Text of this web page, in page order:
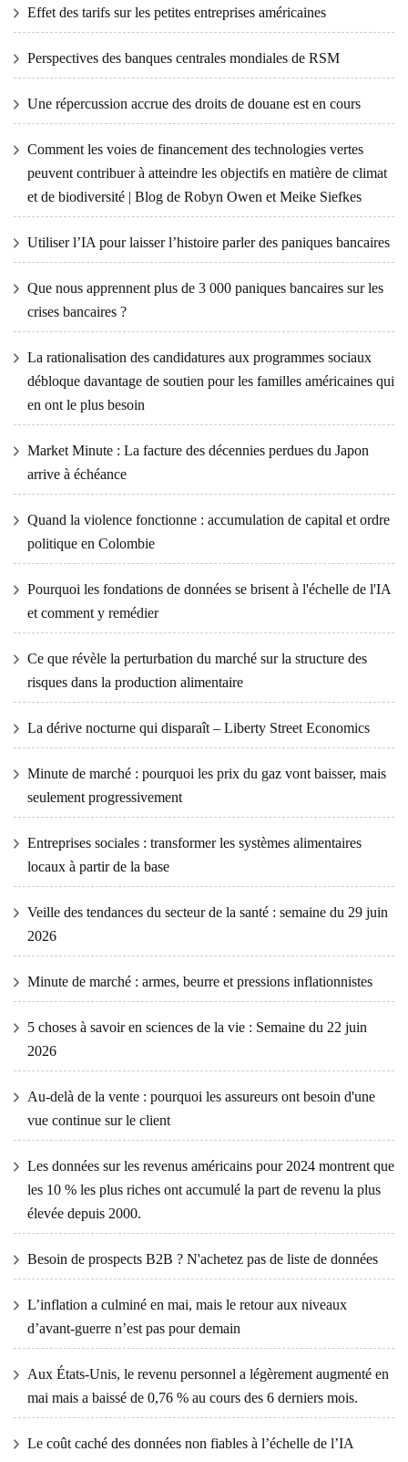
Effet des tarifs sur les petites entreprises américaines
Perspectives des banques centrales mondiales de RSM
Une répercussion accrue des droits de douane est en cours
Comment les voies de financement des technologies vertes
peuvent contribuer à atteindre les objectifs en matière de climat
et de biodiversité | Blog de Robyn Owen et Meike Siefkes
Utiliser l’IA pour laisser l’histoire parler des paniques bancaires
Que nous apprennent plus de 3 000 paniques bancaires sur les
crises bancaires ?
La rationalisation des candidatures aux programmes sociaux
débloque davantage de soutien pour les familles américaines qui
en ont le plus besoin
Market Minute : La facture des décennies perdues du Japon
arrive à échéance
Quand la violence fonctionne : accumulation de capital et ordre
politique en Colombie
Pourquoi les fondations de données se brisent à l'échelle de l'IA
et comment y remédier
Ce que révèle la perturbation du marché sur la structure des
risques dans la production alimentaire
La dérive nocturne qui disparaît – Liberty Street Economics
Minute de marché : pourquoi les prix du gaz vont baisser, mais
seulement progressivement
Entreprises sociales : transformer les systèmes alimentaires
locaux à partir de la base
Veille des tendances du secteur de la santé : semaine du 29 juin
2026
Minute de marché : armes, beurre et pressions inflationnistes
5 choses à savoir en sciences de la vie : Semaine du 22 juin
2026
Au-delà de la vente : pourquoi les assureurs ont besoin d'une
vue continue sur le client
Les données sur les revenus américains pour 2024 montrent que
les 10 % les plus riches ont accumulé la part de revenu la plus
élevée depuis 2000.
Besoin de prospects B2B ? N'achetez pas de liste de données
L’inflation a culminé en mai, mais le retour aux niveaux
d’avant-guerre n’est pas pour demain
Aux États-Unis, le revenu personnel a légèrement augmenté en
mai mais a baissé de 0,76 % au cours des 6 derniers mois.
Le coût caché des données non fiables à l’échelle de l’IA